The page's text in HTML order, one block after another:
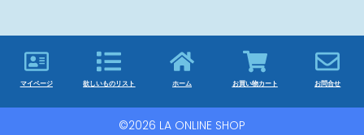
マイページ 欲しいものリスト ホーム お買い物カート お問合せ
©2026 LA ONLINE SHOP